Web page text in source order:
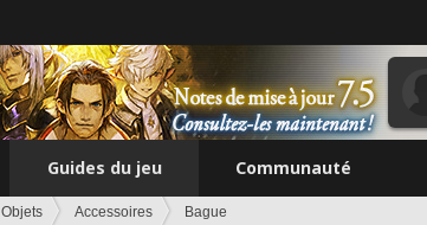
Guides du jeu Communauté
Objets Accessoires Bague